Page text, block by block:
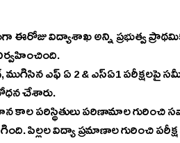
ఈరోజు విద్యాశాఖ అన్ని ప్రభుత్వ
ముగిసిన ఎఫ్ ఏ 2 & ఎస్ఏ1 పరీక్షలపై
బోధన చేశారు.
కాల పరిస్థితులు పరిణామాల గురించి
పిల్లల విద్యా ప్రమాణాల గురించి